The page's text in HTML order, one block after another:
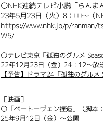
〇NHK連続テレビ小説「らんま
​23年5月23日（火）8：00～（
https://www.nhk.jp/p/ranman/
W5/
〇テレビ東京「孤独のグルメ
22年12月23日（金）24：12～放
【予告】ドラマ24「孤独のグル
［映画］
〇「ベートーヴェン捏造」（脚本
​25年9月12日（金）～公開